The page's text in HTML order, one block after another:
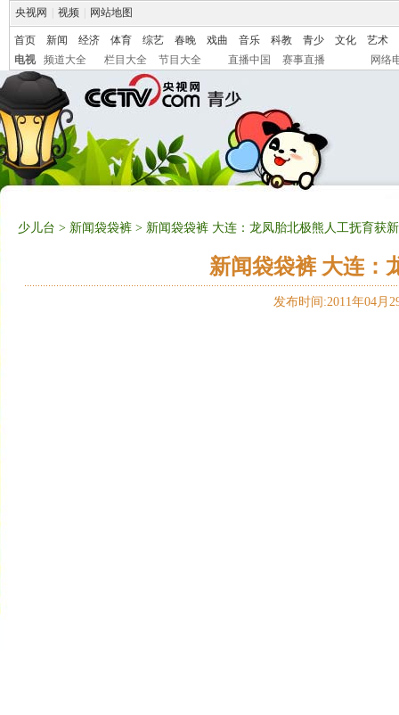
央视网 视频 网站地图
首页 新闻 经济 体育 综艺 春晚 戏曲 音乐 科教 青少 文化
艺术
电视
频道大全 栏目大全 节目大全 直播中国 赛事直播 网络
少儿台 > 新闻袋袋裤 > 新闻袋袋裤 大连：龙凤胎北极熊人工抚育获
新闻袋袋裤 大连：
发布时间:2011年04月